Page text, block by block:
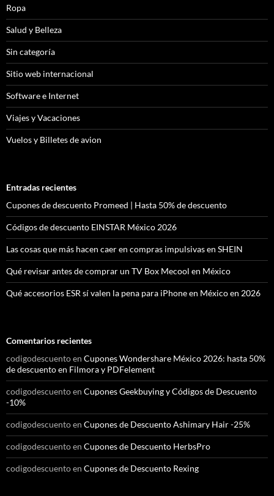
Ropa
Salud y Belleza
Sin categoría
Sitio web internacional
Software e Internet
Viajes y Vacaciones
Vuelos y Billetes de avion
Entradas recientes
Cupones de descuento Promeed | Hasta 50% de descuento
Códigos de descuento EINSTAR México 2026
Las cosas que más hacen caer en compras impulsivas en SHEIN
Qué revisar antes de comprar un TV Box Mecool en México
Qué accesorios ESR sí valen la pena para iPhone en México en 2026
Comentarios recientes
codigodescuentoen Cupones Wondershare México 2026: hasta 50%
de descuento en Filmora y PDFelement
codigodescuentoen Cupones Geekbuying y Códigos de Descuento
-10%
codigodescuentoen Cupones de Descuento Ashimary Hair -25%
codigodescuentoen Cupones de Descuento HerbsPro
codigodescuentoen Cupones de Descuento Rexing